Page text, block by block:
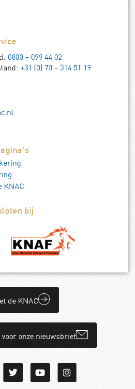
0800 – 099 44 02
+31 (0) 70 – 314 51 19
KNAC
bij
de KNAC
onze nieuwsbrief